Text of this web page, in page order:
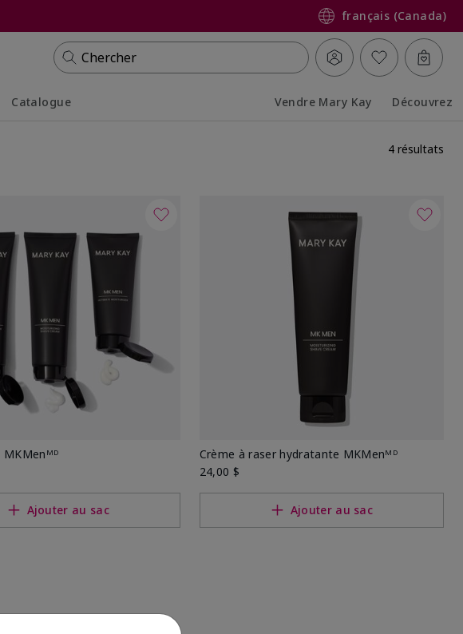
français (Canada)
Chercher
Catalogue Vendre Mary Kay Découvrez
4 résultats
Ajouter au sac
Crème à raser hydratante MKMenᴹᴰ
24,00 $
Ajouter au sac